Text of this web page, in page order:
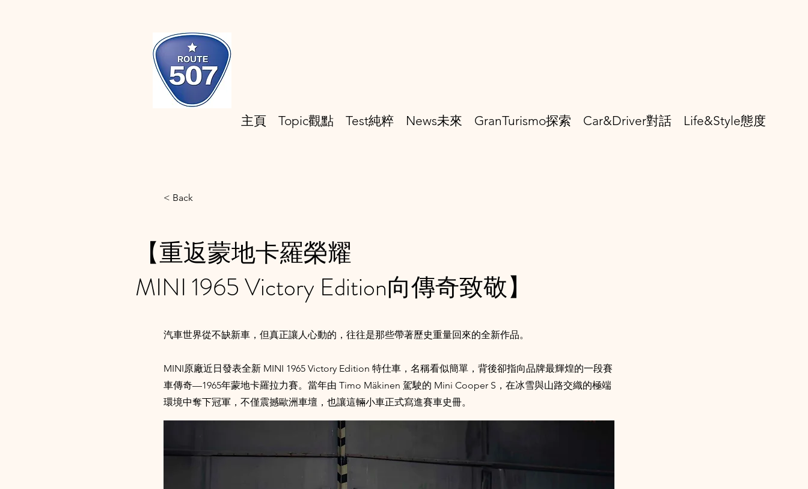
主頁 Topic觀點 Test純粹 News未來 GranTurismo探索 Car&Driver對話 Life&Style態度
< Back
【重返蒙地卡羅榮耀
MINI 1965 Victory Edition向傳奇致敬】
汽車世界從不缺新車，但真正讓人心動的，往往是那些帶著歷史重量回來的全新作品。
MINI原廠近日發表全新 MINI 1965 Victory Edition 特仕車，名稱看似簡單，背後卻指向品牌最輝煌的一段賽
車傳奇—1965年蒙地卡羅拉力賽。當年由 Timo Mäkinen 駕駛的 Mini Cooper S，在冰雪與山路交織的極端
環境中奪下冠軍，不僅震撼歐洲車壇，也讓這輛小車正式寫進賽車史冊。